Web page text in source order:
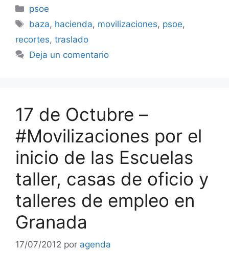
Categorías
psoe
Etiquetas
baza, hacienda, movilizaciones, psoe,
recortes, traslado
Deja un comentario
17 de Octubre –
#Movilizaciones por el
inicio de las Escuelas
taller, casas de oficio y
talleres de empleo en
Granada
17/07/2012 por agenda